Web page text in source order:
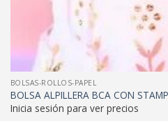
BOLSAS-ROLLOS-PAPEL
BOLSA ALPILLERA BCA CON
Inicia sesión para ver precios